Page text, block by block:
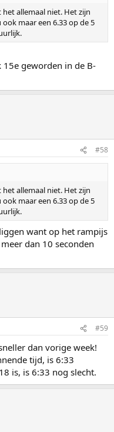
het allemaal niet. Het zijn
maar een 6.33 op de 5
15e geworden in de B-
#58
het allemaal niet. Het zijn
maar een 6.33 op de 5
want op het rampijs
dan 10 seconden
#59
dan vorige week!
tijd, is 6:33
is, is 6:33 nog slecht.